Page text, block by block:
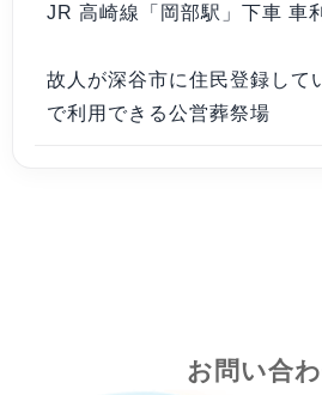
JR 高崎線「岡部駅」下車 車
故人が深谷市に住民登録して
で利用できる公営葬祭場
お問い合